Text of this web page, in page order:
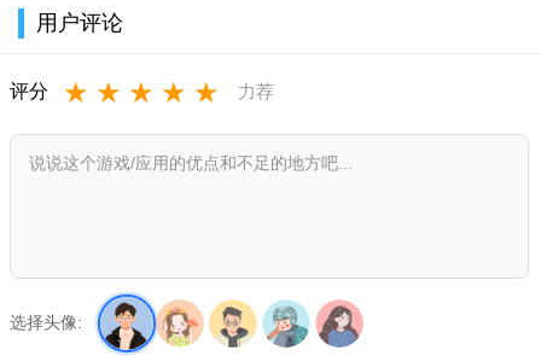
国互相攻伐的末日历程；以精灵祭司爱丽丝唤醒英雄、拯救大陆
为主线，搭配丰富支线剧情与隐藏事件，每个王国、每个副本都
用户评论
评分 ★ ★ ★ ★ ★ 力荐
选择头像: